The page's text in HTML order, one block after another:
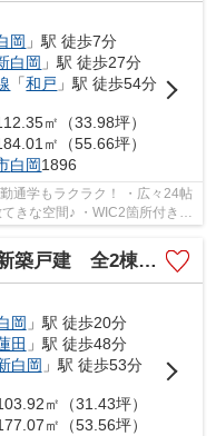
岡 」駅 徒歩7分
白岡 」駅 徒歩27分
「和戸 」駅 徒歩54分
㎡（33.98坪）
㎡（55.66坪）
白岡1896
クラク！ ・広々24帖
きな空間♪ ・WIC2箇所付きで
建 全2棟 1号棟
岡 」駅 徒歩20分
田 」駅 徒歩48分
白岡 」駅 徒歩53分
㎡（31.43坪）
㎡（53.56坪）